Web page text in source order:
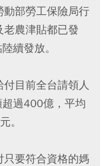
部勞工保險局行
農津貼都已發
續發放。
目前全台請領人
過400億，平均
。
只要符合資格的媽